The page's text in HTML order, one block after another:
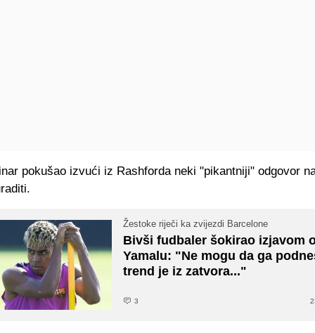
pokušao izvući iz Rashforda neki "pikantniji" odgovor
Žestoke riječi ka zvijezdi Barcelone
Bivši fudbaler šokirao izjavom
Yamalu: "Ne mogu da ga
trend je iz zatvora..."
3